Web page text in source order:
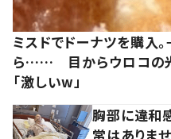
ミスドでドーナツを購入
ら…… 目からウロコの光
「激しいw」
胸部に違和
常はありま